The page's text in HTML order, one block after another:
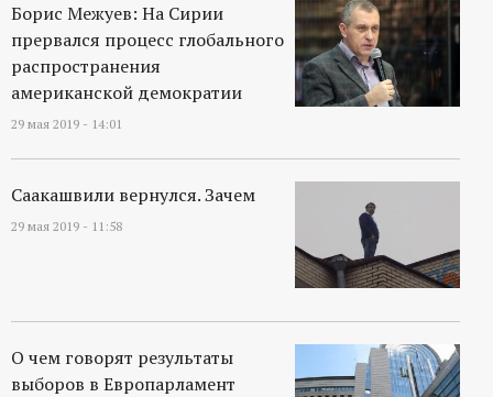
Борис Межуев: На Сирии
прервался процесс глобального
распространения
американской демократии
29 мая 2019 - 14:01
Саакашвили вернулся. Зачем
29 мая 2019 - 11:58
О чем говорят результаты
выборов в Европарламент